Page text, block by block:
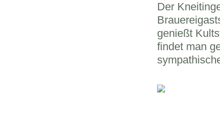
Der
genießt
findet man